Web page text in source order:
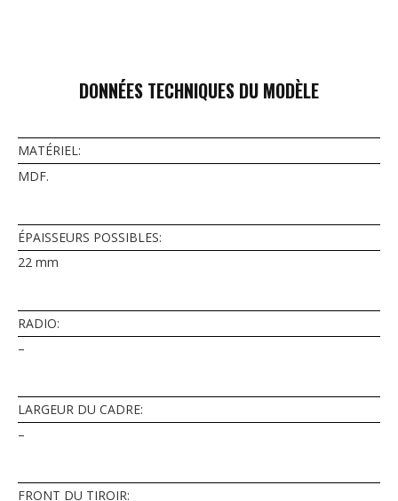
DONNÉES TECHNIQUES DU MODÈLE
MATÉRIEL:
MDF.
ÉPAISSEURS POSSIBLES:
22 mm
RADIO:
–
LARGEUR DU CADRE:
–
FRONT DU TIROIR: